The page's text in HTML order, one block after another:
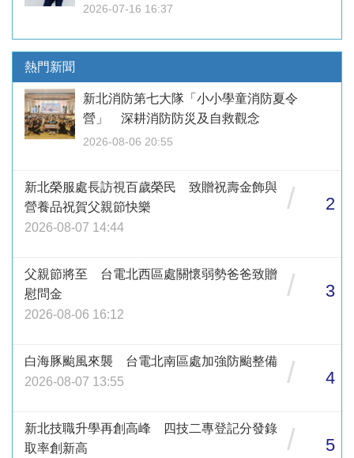
2026-07-16 16:37
熱門新聞
新北消防第七大隊「小小學童消防夏令
營」 深耕消防防災及自救觀念
2026-08-06 20:55
新北榮服處長訪視百歲榮民 致贈祝壽金飾與
營養品祝賀父親節快樂
2026-08-07 14:44
/ 2
父親節將至 台電北西區處關懷弱勢爸爸致贈
慰問金
2026-08-06 16:12
/ 3
白海豚颱風來襲 台電北南區處加強防颱整備
2026-08-07 13:55
/ 4
新北技職升學再創高峰 四技二專登記分發錄
取率創新高
/ 5